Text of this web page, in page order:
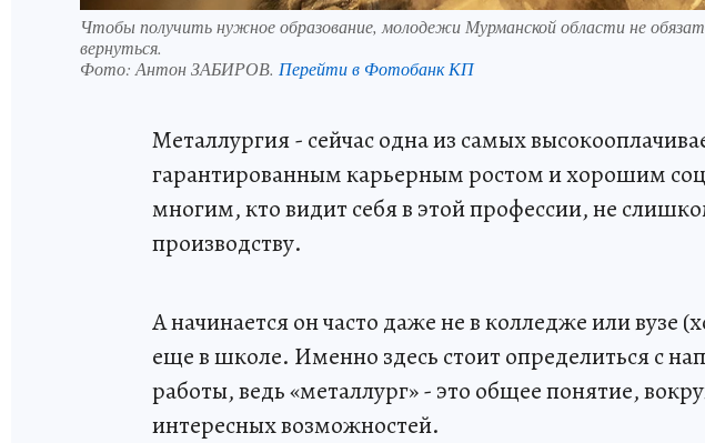
Чтобы получить нужное образование, молодежи Мурманской области не
вернуться.
Фото: Антон ЗАБИРОВ. Перейти в Фотобанк КП
Металлургия - сейчас одна из самых
гарантированным карьерным ростом и хорошим
многим, кто видит себя в этой профессии, не
производству.
А начинается он часто даже не в колледже или вузе
еще в школе. Именно здесь стоит определиться с
работы, ведь «металлург» - это общее понятие,
интересных возможностей.